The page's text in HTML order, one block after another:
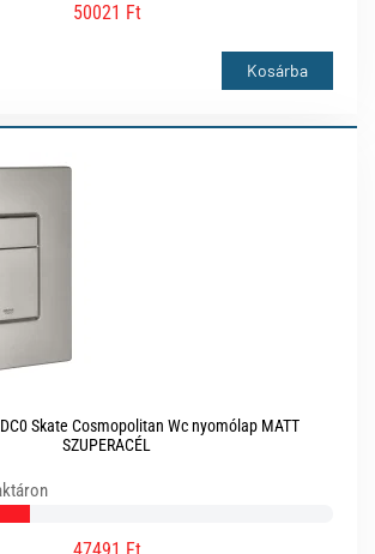
50021 Ft
Kosárba
Skate Cosmopolitan Wc nyomólap MATT
SZUPERACÉL